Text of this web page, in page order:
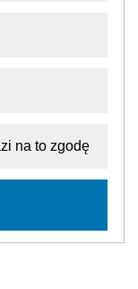
na to zgodę